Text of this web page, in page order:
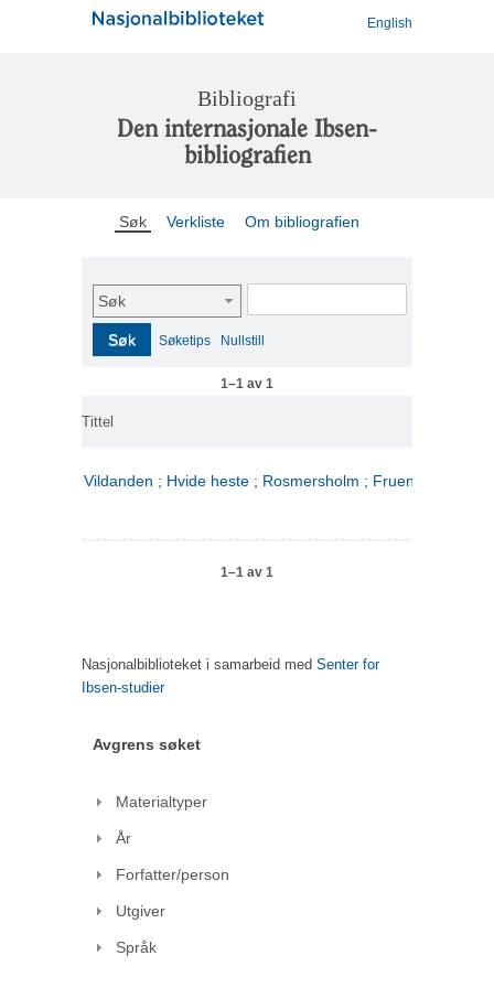
English
Bibliografi
Den internasjonale Ibsen-
bibliografien
Søk Verkliste Om bibliografien
Søk
Søk Søketips Nullstill
1–1 av 1
Tittel
Vildanden ; Hvide heste ; Rosmersholm ; Fruen fra havet
1–1 av 1
Nasjonalbiblioteket i samarbeid med Senter for
Ibsen-studier
Avgrens søket
Materialtyper
År
Forfatter/person
Utgiver
Språk